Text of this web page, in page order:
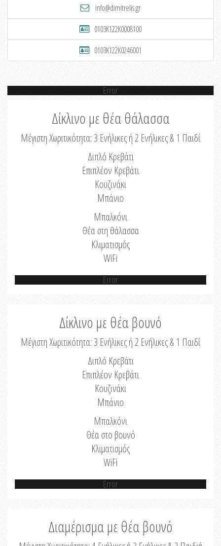
info@dimitrelis.gr
0103K122K0008100
0103K122K0246001
Error
Δίκλινο με θέα θάλασσα
Μέγιστη Χωριτικότητα: 3 Ενήλικες ή 2 Ενήλικες & 1 Παιδί
Διπλό Κρεβάτι
Επιπλέον Κρεβάτι
Κουζινάκι
Μπάνιο
Μπαλκόνι
Θέα στη θάλασσα
Κλιματισμός
WiFi
Error
Δίκλινο με θέα βουνό
Μέγιστη Χωριτικότητα: 3 Ενήλικες ή 2 Ενήλικες & 1 Παιδί
Διπλό Κρεβάτι
Επιπλέον Κρεβάτι
Κουζινάκι
Μπάνιο
Μπαλκόνι
Θέα στο βουνό
Κλιματισμός
WiFi
Error
Διαμέρισμα με θέα βουνό